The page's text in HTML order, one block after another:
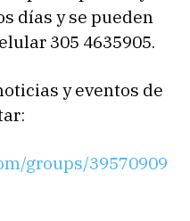
días y se pueden
305 4635905.
y eventos de
groups/39570909